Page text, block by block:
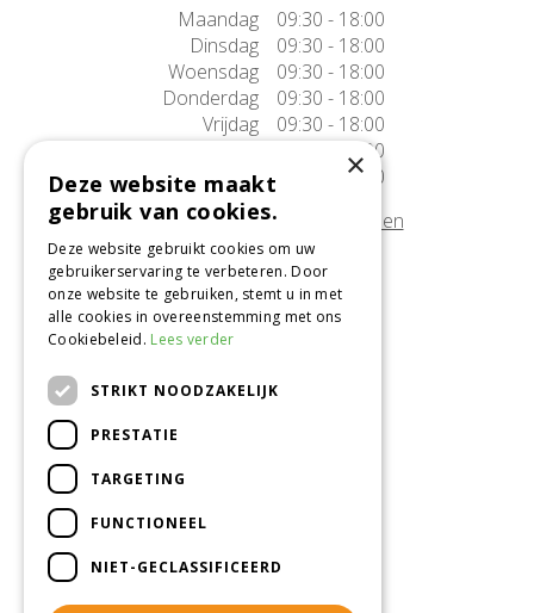
Maandag
09:30 - 18:00
Dinsdag
09:30 - 18:00
Woensdag
09:30 - 18:00
Donderdag
09:30 - 18:00
Vrijdag
09:30 - 18:00
Zaterdag
09:30 - 17:00
Zondag
10:00 - 17:00
Afwijkende openingstijden tonen
Onze locatie
Tuincentrum Alméérplant
Jac. P. Thijsseweg 4
pinterest
×
Deze website maakt
gebruik van cookies.
Deze website gebruikt cookies om uw
gebruikerservaring te verbeteren. Door
onze website te gebruiken, stemt u in met
alle cookies in overeenstemming met ons
Cookiebeleid. Lees verder
STRIKT NOODZAKELIJK
PRESTATIE
TARGETING
FUNCTIONEEL
NIET-GECLASSIFICEERD